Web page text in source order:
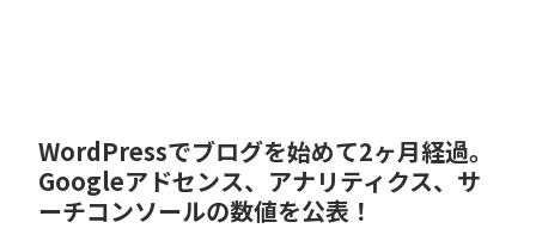
WordPressでブログを始めて2ヶ月経過。
Googleアドセンス、アナリティクス、サ
ーチコンソールの数値を公表！